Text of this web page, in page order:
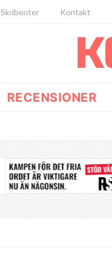
Skribenter Kontakt
RECENSIONER